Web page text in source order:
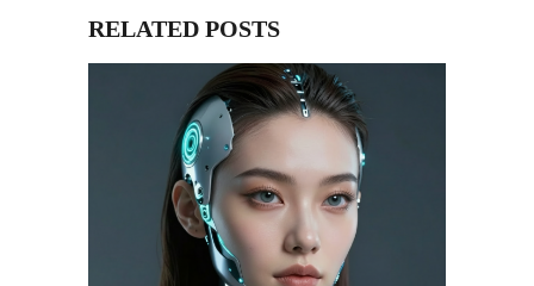
RELATED POSTS